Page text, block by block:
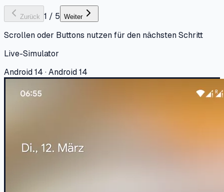
Zurück 1 / 5 Weiter
Scrollen oder Buttons nutzen für den nächsten Schritt
Live-Simulator
Android 14 · Android 14